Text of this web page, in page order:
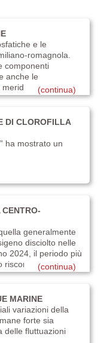
e le
romagnola.
componenti
anche le
della...
(continua)
DI CLOROFILLA
ha mostrato un
generalmente
disciolto nelle
2024, il periodo più
riscontrato nella...
(continua)
MARINE
variazioni della
forte sia
delle fluttuazioni